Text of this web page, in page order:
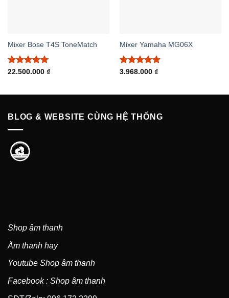
Mixer Bose T4S ToneMatch
Được xếp
22.500.000 ₫
Mixer Yamaha MG06X
Được xếp
3.968.000 ₫
BLOG & WEBSITE CÙNG HỆ THỐNG
Shop âm thanh
Âm thanh hay
Youtube Shop âm thanh
Facebook : Shop âm thanh